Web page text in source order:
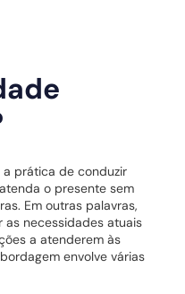
prática de conduzir
o presente sem
Em outras palavras,
as necessidades atuais
a atenderem às
envolve várias